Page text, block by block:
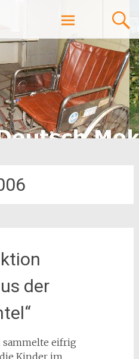
der
sammelte eifrig
Kinder im